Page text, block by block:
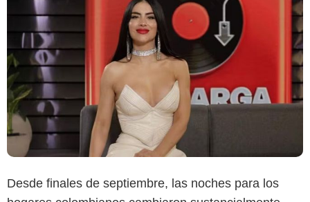
Desde finales de septiembre, las noches para los